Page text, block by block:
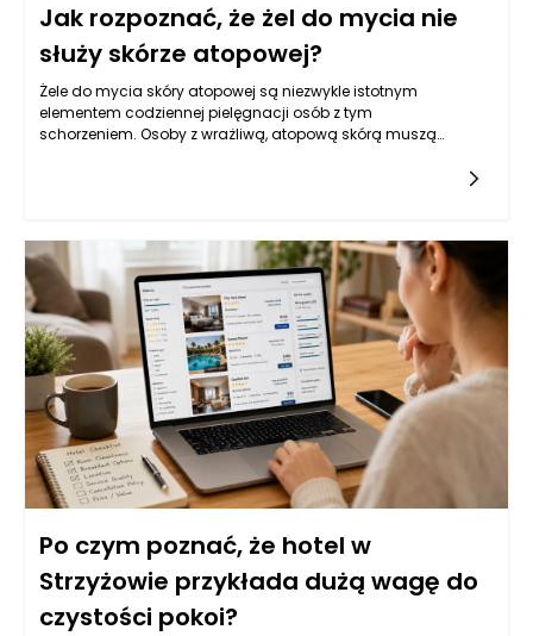
Jak rozpoznać, że żel do mycia nie
służy skórze atopowej?
Żele do mycia skóry atopowej są niezwykle istotnym
elementem codziennej pielęgnacji osób z tym
schorzeniem. Osoby z wrażliwą, atopową skórą muszą
rozpoznać, że dany produkt nie nadaje się do ich pielęgnacji.
Po czym poznać, że hotel w
Strzyżowie przykłada dużą wagę do
czystości pokoi?